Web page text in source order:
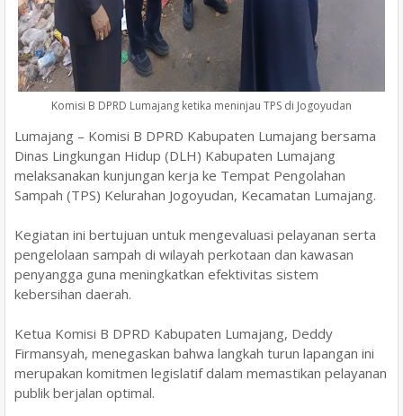
Komisi B DPRD Lumajang ketika meninjau TPS di Jogoyudan
Lumajang – Komisi B DPRD Kabupaten Lumajang bersama
Dinas Lingkungan Hidup (DLH) Kabupaten Lumajang
melaksanakan kunjungan kerja ke Tempat Pengolahan
Sampah (TPS) Kelurahan Jogoyudan, Kecamatan Lumajang.
Kegiatan ini bertujuan untuk mengevaluasi pelayanan serta
pengelolaan sampah di wilayah perkotaan dan kawasan
penyangga guna meningkatkan efektivitas sistem
kebersihan daerah.
Ketua Komisi B DPRD Kabupaten Lumajang, Deddy
Firmansyah, menegaskan bahwa langkah turun lapangan ini
merupakan komitmen legislatif dalam memastikan pelayanan
publik berjalan optimal.